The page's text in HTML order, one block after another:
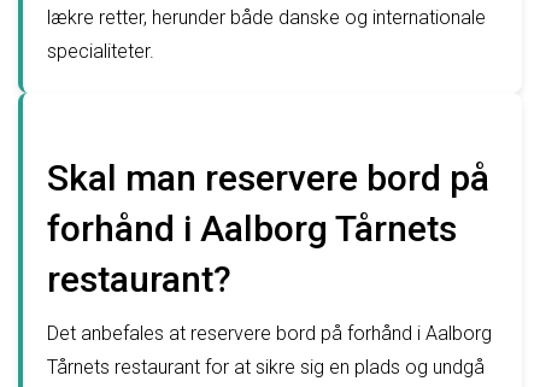
lækre retter, herunder både danske og internationale
specialiteter.
Skal man reservere bord på
forhånd i Aalborg Tårnets
restaurant?
Det anbefales at reservere bord på forhånd i Aalborg
Tårnets restaurant for at sikre sig en plads og undgå